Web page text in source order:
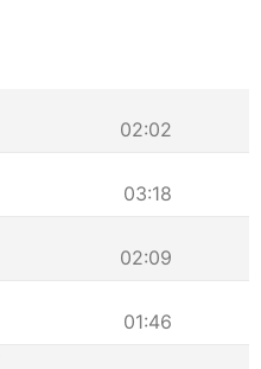
02:02
03:18
02:09
01:46